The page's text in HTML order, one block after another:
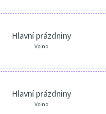
Hlavní prázdniny
Volno
Hlavní prázdniny
Volno